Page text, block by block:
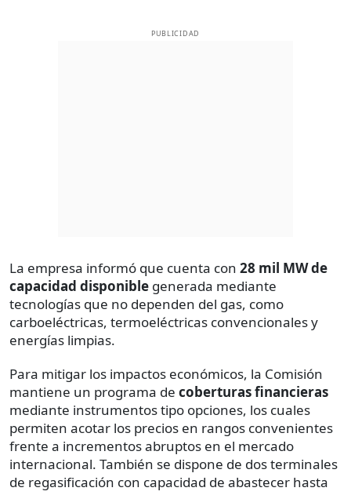
PUBLICIDAD
La empresa informó que cuenta con 28 mil MW de
capacidad disponible generada mediante
tecnologías que no dependen del gas, como
carboeléctricas, termoeléctricas convencionales y
energías limpias.
Para mitigar los impactos económicos, la Comisión
mantiene un programa de coberturas financieras
mediante instrumentos tipo opciones, los cuales
permiten acotar los precios en rangos convenientes
frente a incrementos abruptos en el mercado
internacional. También se dispone de dos terminales
de regasificación con capacidad de abastecer hasta